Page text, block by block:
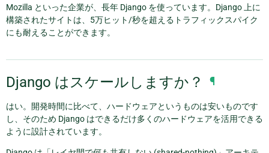
Mozilla といった企業が、長年 Django を使っています。Django 上に
構築されたサイトは、5万ヒット/秒を超えるトラフィックスパイク
にも耐えることができます。
Django はスケールしますか？ ¶
はい。開発時間に比べて、ハードウェアというものは安いものです
し、そのため Django はできるだけ多くのハードウェアを活用できる
ように設計されています。